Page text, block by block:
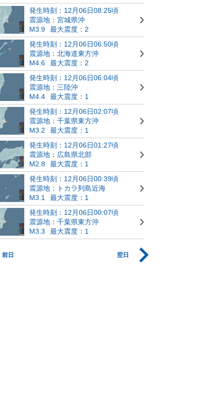
発生時刻：12月06日08:25頃
震源地：宮城県沖
M3.9
最大震度：2
発生時刻：12月06日06:50頃
震源地：北海道東方沖
M4.6
最大震度：2
発生時刻：12月06日06:04頃
震源地：三陸沖
M4.4
最大震度：1
発生時刻：12月06日02:07頃
震源地：千葉県東方沖
M3.2
最大震度：1
発生時刻：12月06日01:27頃
震源地：広島県北部
M2.8
最大震度：1
発生時刻：12月06日00:39頃
震源地：トカラ列島近海
M3.1
最大震度：1
発生時刻：12月06日00:07頃
震源地：千葉県東方沖
M3.3
最大震度：1
前日 翌日